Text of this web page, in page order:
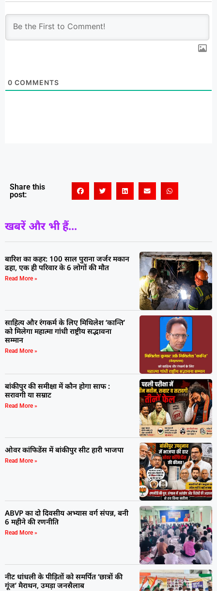
0 COMMENTS
Share this
post:
खबरें और भी हैं...
बारिश का कहर: 100 साल पुराना जर्जर मकान
ढहा, एक ही परिवार के 6 लोगों की मौत
Read More »
साहित्य और रंगकर्म के लिए मिथिलेश ‘कान्ति’
को मिलेगा महात्मा गांधी राष्ट्रीय सद्भावना
सम्मान
Read More »
बांकीपुर की समीक्षा में कौन होगा साफ :
सरावगी या सम्राट
Read More »
ओवर कांफिडेंस में बांकीपुर सीट हारी भाजपा
Read More »
ABVP का दो दिवसीय अभ्यास वर्ग संपन्न, बनी
6 महीने की रणनीति
Read More »
नीट धांधली के पीड़ितों को समर्पित ‘छात्रों की
गूंज’ मैराथन, उमड़ा जनसैलाब